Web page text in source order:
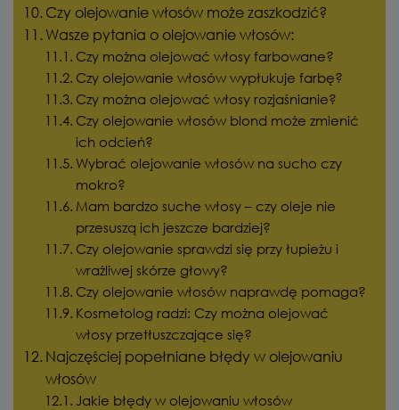
Czy olejowanie włosów może zaszkodzić?
Wasze pytania o olejowanie włosów:
Czy można olejować włosy farbowane?
Czy olejowanie włosów wypłukuje farbę?
Czy można olejować włosy rozjaśnianie?
Czy olejowanie włosów blond może zmienić
ich odcień?
Wybrać olejowanie włosów na sucho czy
mokro?
Mam bardzo suche włosy – czy oleje nie
przesuszą ich jeszcze bardziej?
Czy olejowanie sprawdzi się przy łupieżu i
wrażliwej skórze głowy?
Czy olejowanie włosów naprawdę pomaga?
Kosmetolog radzi: Czy można olejować
włosy przetłuszczające się?
Najczęściej popełniane błędy w olejowaniu
włosów
Jakie błędy w olejowaniu włosów